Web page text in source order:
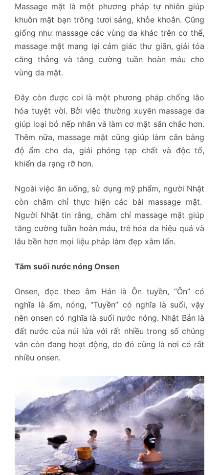
Massage mặt là một phương pháp tự nhiên giúp
khuôn mặt bạn trông tươi sáng, khỏe khoắn. Cũng
giống như massage các vùng da khác trên cơ thể,
massage mặt mang lại cảm giác thư giãn, giải tỏa
căng thẳng và tăng cường tuần hoàn máu cho
vùng da mặt.
Đây còn được coi là một phương pháp chống lão
hóa tuyệt vời. Bởi việc thường xuyên massage da
giúp loại bỏ nếp nhăn và làm cơ mặt săn chắc hơn.
Thêm nữa, massage mặt cũng giúp làm cân bằng
độ ẩm cho da, giải phóng tạp chất và độc tố,
khiến da rạng rỡ hơn.
Ngoài việc ăn uống, sử dụng mỹ phẩm, người Nhật
còn chăm chỉ thực hiện các bài massage mặt.
Người Nhật tin rằng, chăm chỉ massage mặt giúp
tăng cường tuần hoàn máu, trẻ hóa da hiệu quả và
lâu bền hơn mọi liệu pháp làm đẹp xâm lấn.
Tắm suối nước nóng Onsen
Onsen, đọc theo âm Hán là Ôn tuyền, “Ôn” có
nghĩa là ấm, nóng, “Tuyền” có nghĩa là suối, vậy
nên onsen có nghĩa là suối nước nóng. Nhật Bản là
đất nước của núi lửa với rất nhiều trong số chúng
vẫn còn đang hoạt động, do đó cũng là nơi có rất
nhiều onsen.